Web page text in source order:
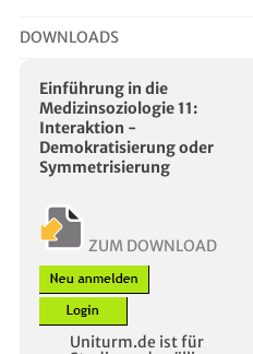
DOWNLOADS
Einführung in die
Medizinsoziologie 11:
Interaktion -
Demokratisierung oder
Symmetrisierung
ZUM DOWNLOAD
Uniturm.de ist für